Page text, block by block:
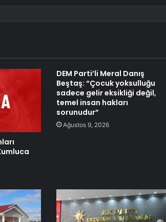
DEM Parti’li Meral Danış
Beştaş: “Çocuk yoksulluğu
sadece gelir eksikliği değil,
temel insan hakları
sorunudur”
Ağustos 9, 2026